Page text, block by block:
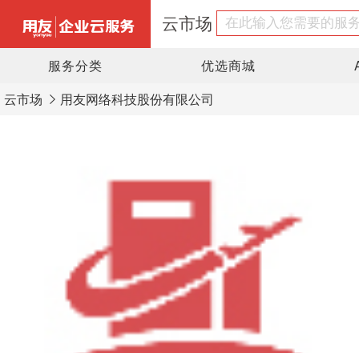
云市场
服务分类 优选商城
云市场
用友网络科技股份有限公司